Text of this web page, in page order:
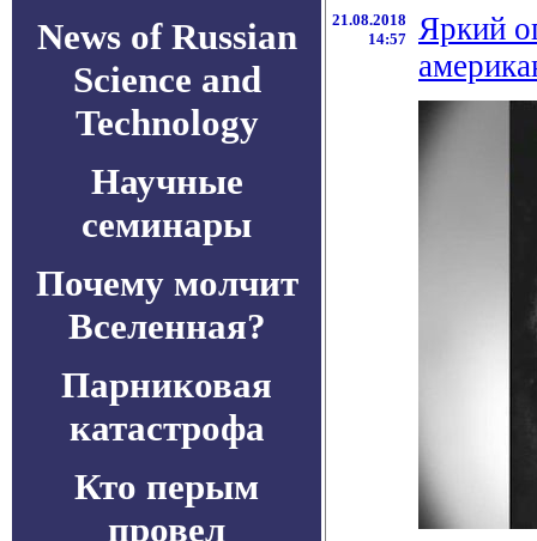
News of Russian
Science and
Technology
Научные
семинары
Почему молчит
Вселенная?
Парниковая
катастрофа
Кто перым
провел
21.08.2018
14:57
Яркий